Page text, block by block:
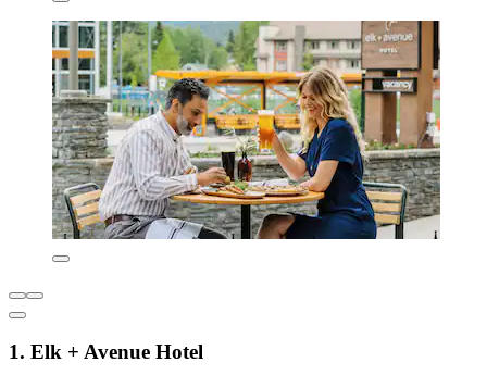
1. Elk + Avenue Hotel